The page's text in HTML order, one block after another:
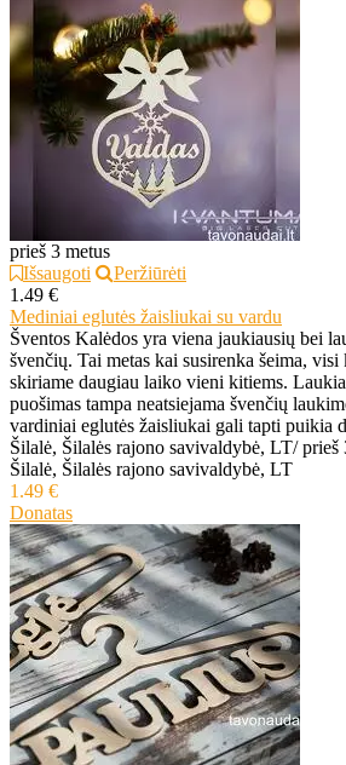
prieš 3 metus
Išsaugoti
Peržiūrėti
1.49 €
Mediniai eglutės žaisliukai su vardu
Šventos Kalėdos yra viena jaukiausių bei
švenčių. Tai metas kai susirenka šeima,
skiriame daugiau laiko vieni kitiems.
puošimas tampa neatsiejama švenčių
vardiniai eglutės žaisliukai gali tapti puikia
Šilalė, Šilalės rajono savivaldybė, LT/ prieš
Šilalė, Šilalės rajono savivaldybė, LT
1.49 €
Donatas